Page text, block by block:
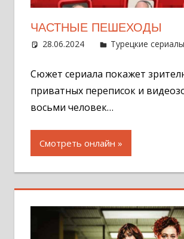
ЧАСТНЫЕ ПЕШЕХОДЫ
28.06.2024 Администратор
Турецкие
Сюжет сериала покажет
приватных переписок и
восьми человек…
Смотреть онлайн